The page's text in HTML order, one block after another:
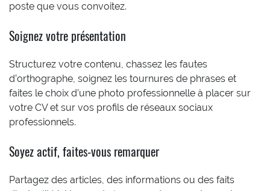
poste que vous convoitez.
Soignez votre présentation
Structurez votre contenu, chassez les fautes
d’orthographe, soignez les tournures de phrases et
faites le choix d’une photo professionnelle à placer sur
votre CV et sur vos profils de réseaux sociaux
professionnels.
Soyez actif, faites-vous remarquer
Partagez des articles, des informations ou des faits